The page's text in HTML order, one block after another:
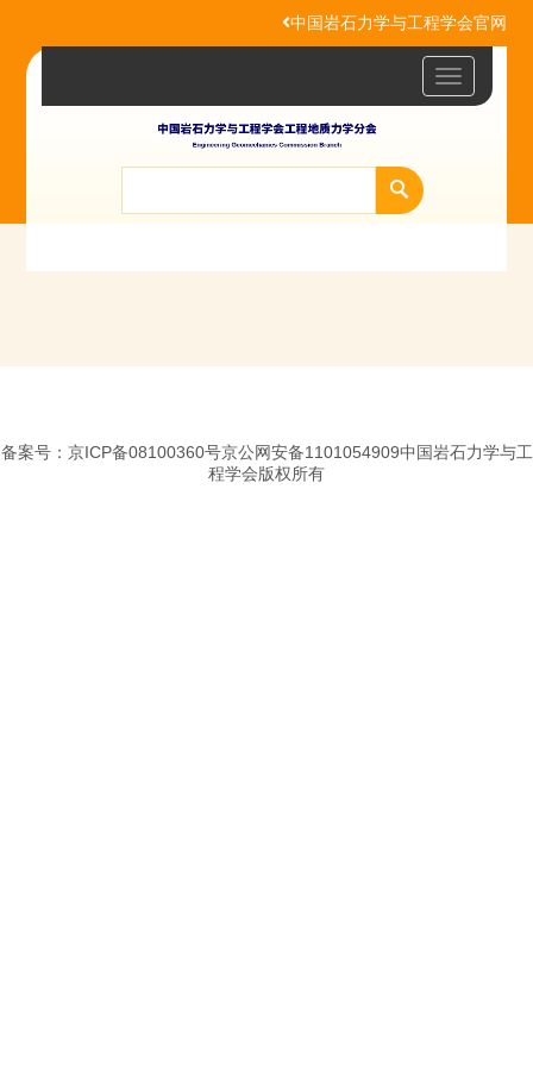
中国岩石力学与工程学会官网
Toggle
备案号：京ICP备08100360号京公网安备1101054909中国岩石力学与工
程学会版权所有